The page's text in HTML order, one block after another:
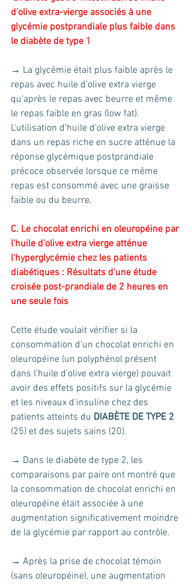
d'olive extra-vierge associés à une
glycémie postprandiale plus faible dans
le diabète de type 1
→ La glycémie était plus faible après le
repas avec huile d’olive extra vierge
qu'après le repas avec beurre et même
le repas faible en gras (low fat).
L'utilisation d'huile d’olive extra vierge
dans un repas riche en sucre atténue la
réponse glycémique postprandiale
précoce observée lorsque ce même
repas est consommé avec une graisse
faible ou du beurre.
C. Le chocolat enrichi en oleuropéine par
l'huile d'olive extra vierge atténue
l'hyperglycémie chez les patients
diabétiques : Résultats d'une étude
croisée post-prandiale de 2 heures en
une seule fois
Cette étude voulait vérifier si la
consommation d'un chocolat enrichi en
oleuropéine (un polyphénol présent
dans l’huile d’olive extra vierge) pouvait
avoir des effets positifs sur la glycémie
et les niveaux d'insuline chez des
patients atteints du DIABÈTE DE TYPE 2
(25) et des sujets sains (20).
→ Dans le diabète de type 2, les
comparaisons par paire ont montré que
la consommation de chocolat enrichi en
oleuropéine était associée à une
augmentation significativement moindre
de la glycémie par rapport au contrôle.
→ Après la prise de chocolat témoin
(sans oleuropéine), une augmentation